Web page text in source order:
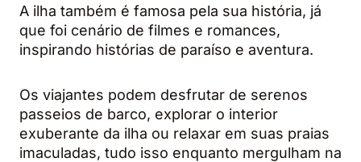
A ilha também é famosa pela sua história, já
que foi cenário de filmes e romances,
inspirando histórias de paraíso e aventura.
Os viajantes podem desfrutar de serenos
passeios de barco, explorar o interior
exuberante da ilha ou relaxar em suas praias
imaculadas, tudo isso enquanto mergulham na